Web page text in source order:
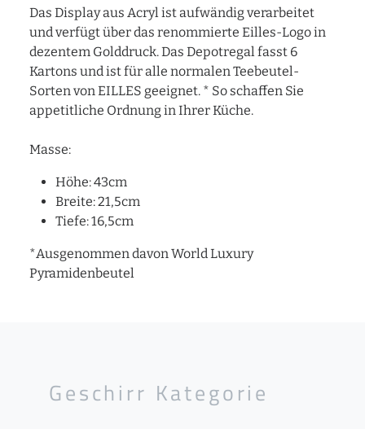
Das Display aus Acryl ist aufwändig verarbeitet
und verfügt über das renommierte Eilles-Logo in
dezentem Golddruck. Das Depotregal fasst 6
Kartons und ist für alle normalen Teebeutel-
Sorten von EILLES geeignet. * So schaffen Sie
appetitliche Ordnung in Ihrer Küche.
Masse:
Höhe: 43cm
Breite: 21,5cm
Tiefe: 16,5cm
*Ausgenommen davon World Luxury
Pyramidenbeutel
Geschirr Kategorie